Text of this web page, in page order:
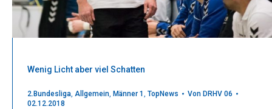
Wenig Licht aber viel Schatten
2.Bundesliga, Allgemein, Männer 1 , TopNews Von DRHV 06
02.12.2018